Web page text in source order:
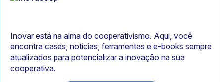
Inovar está na alma do cooperativismo. Aqui, você
encontra cases, notícias, ferramentas e e-books sempre
atualizados para potencializar a inovação na sua
cooperativa.